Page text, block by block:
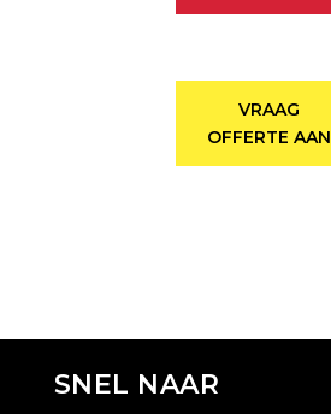
VRAAG
OFFERTE AAN
SNEL NAAR